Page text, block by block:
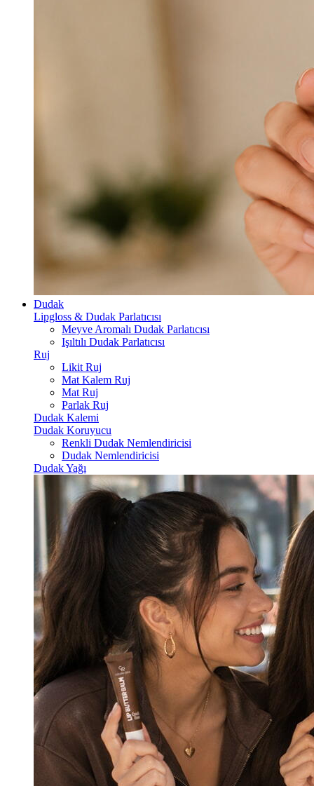
Dudak
Lipgloss & Dudak Parlatıcısı
Meyve Aromalı Dudak Parlatıcısı
Işıltılı Dudak Parlatıcısı
Ruj
Likit Ruj
Mat Kalem Ruj
Mat Ruj
Parlak Ruj
Dudak Kalemi
Dudak Koruyucu
Renkli Dudak Nemlendiricisi
Dudak Nemlendiricisi
Dudak Yağı